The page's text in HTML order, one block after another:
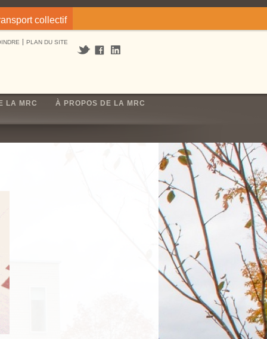
collectif
PLAN DU SITE
LA MRC À PROPOS DE LA MRC